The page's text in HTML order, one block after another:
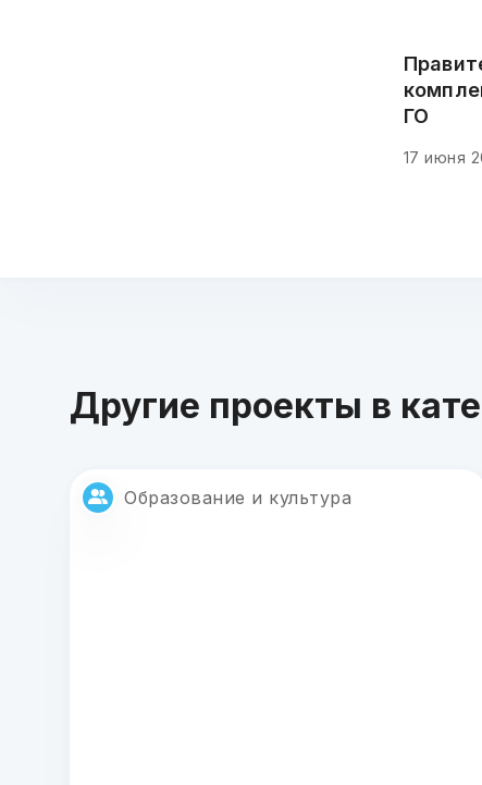
ГО
17 июня
Другие проекты в
Образование и культура